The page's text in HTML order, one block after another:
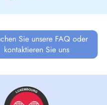
Sie unsere FAQ oder
kontaktieren Sie uns